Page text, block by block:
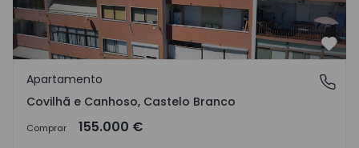
Covilhã e Canhoso, Castelo Branco
Apartamento
Covilhã e Canhoso, Castelo Branco
Comprar 155.000 €